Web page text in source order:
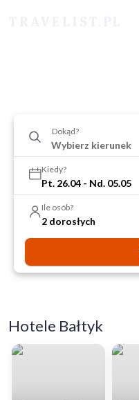
Dokąd?
Kiedy?
Pt. 26.04 - Nd. 05.05
Ile osób?
2 dorosłych
Hotele Bałtyk